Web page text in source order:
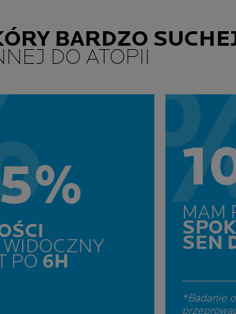
BARDZO
DO ATOPII
WIDOCZNY
PO 6H
MAM
SEN
*Badanie